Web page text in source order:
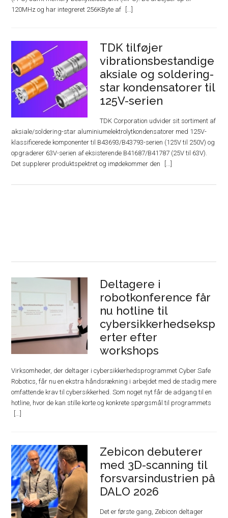
120MHz og har integreret 256KByte af
TDK tilføjer
vibrationsbestandige
aksiale og soldering-
star kondensatorer til
125V-serien
TDK Corporation udvider sit sortiment af
aksiale/soldering-star aluminiumelektrolytkondensatorer med 125V-
klassificerede komponenter til B43693/B43793-serien (125V til 250V) og
opgraderer 63V-serien af ​​eksisterende B41687/B41787 (25V til 63V).
Det supplerer produktspektret og imødekommer den
Deltagere i
robotkonference får
nu hotline til
cybersikkerhedseksp
erter efter
workshops
Virksomheder, der deltager i cybersikkerhedsprogrammet Cyber Safe
Robotics, får nu en ekstra håndsrækning i arbejdet med de stadig mere
omfattende krav til cybersikkerhed. Som noget nyt får de adgang til en
hotline, hvor de kan stille korte og konkrete spørgsmål til programmets
Zebicon debuterer
med 3D-scanning til
forsvarsindustrien på
DALO 2026
Det er første gang, Zebicon deltager